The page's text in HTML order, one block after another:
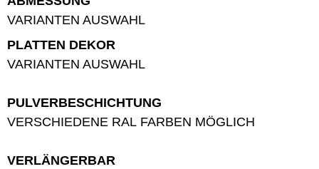
VARIANTEN AUSWAHL
PLATTEN DEKOR
VARIANTEN AUSWAHL
PULVERBESCHICHTUNG
VERSCHIEDENE RAL FARBEN MÖGLICH
VERLÄNGERBAR